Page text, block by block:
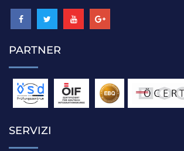
PARTNER
SERVIZI